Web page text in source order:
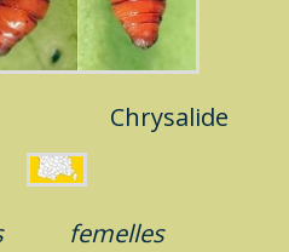
Chrysalide
femelles